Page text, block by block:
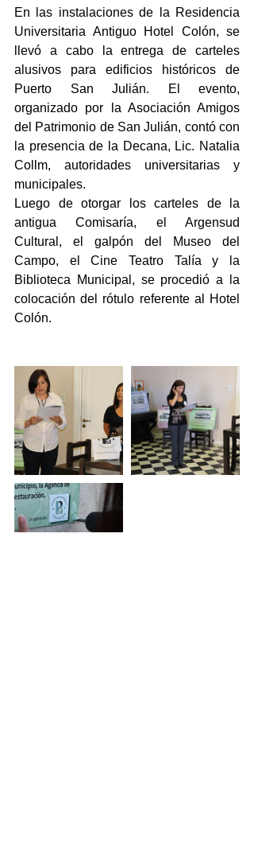
En las instalaciones de la Residencia
Universitaria Antiguo Hotel Colón, se
llevó a cabo la entrega de carteles
alusivos para edificios históricos de
Puerto San Julián. El evento,
organizado por la Asociación Amigos
del Patrimonio de San Julián, contó con
la presencia de la Decana, Lic. Natalia
Collm, autoridades universitarias y
municipales.
Luego de otorgar los carteles de la
antigua Comisaría, el Argensud
Cultural, el galpón del Museo del
Campo, el Cine Teatro Talía y la
Biblioteca Municipal, se procedió a la
colocación del rótulo referente al Hotel
Colón.